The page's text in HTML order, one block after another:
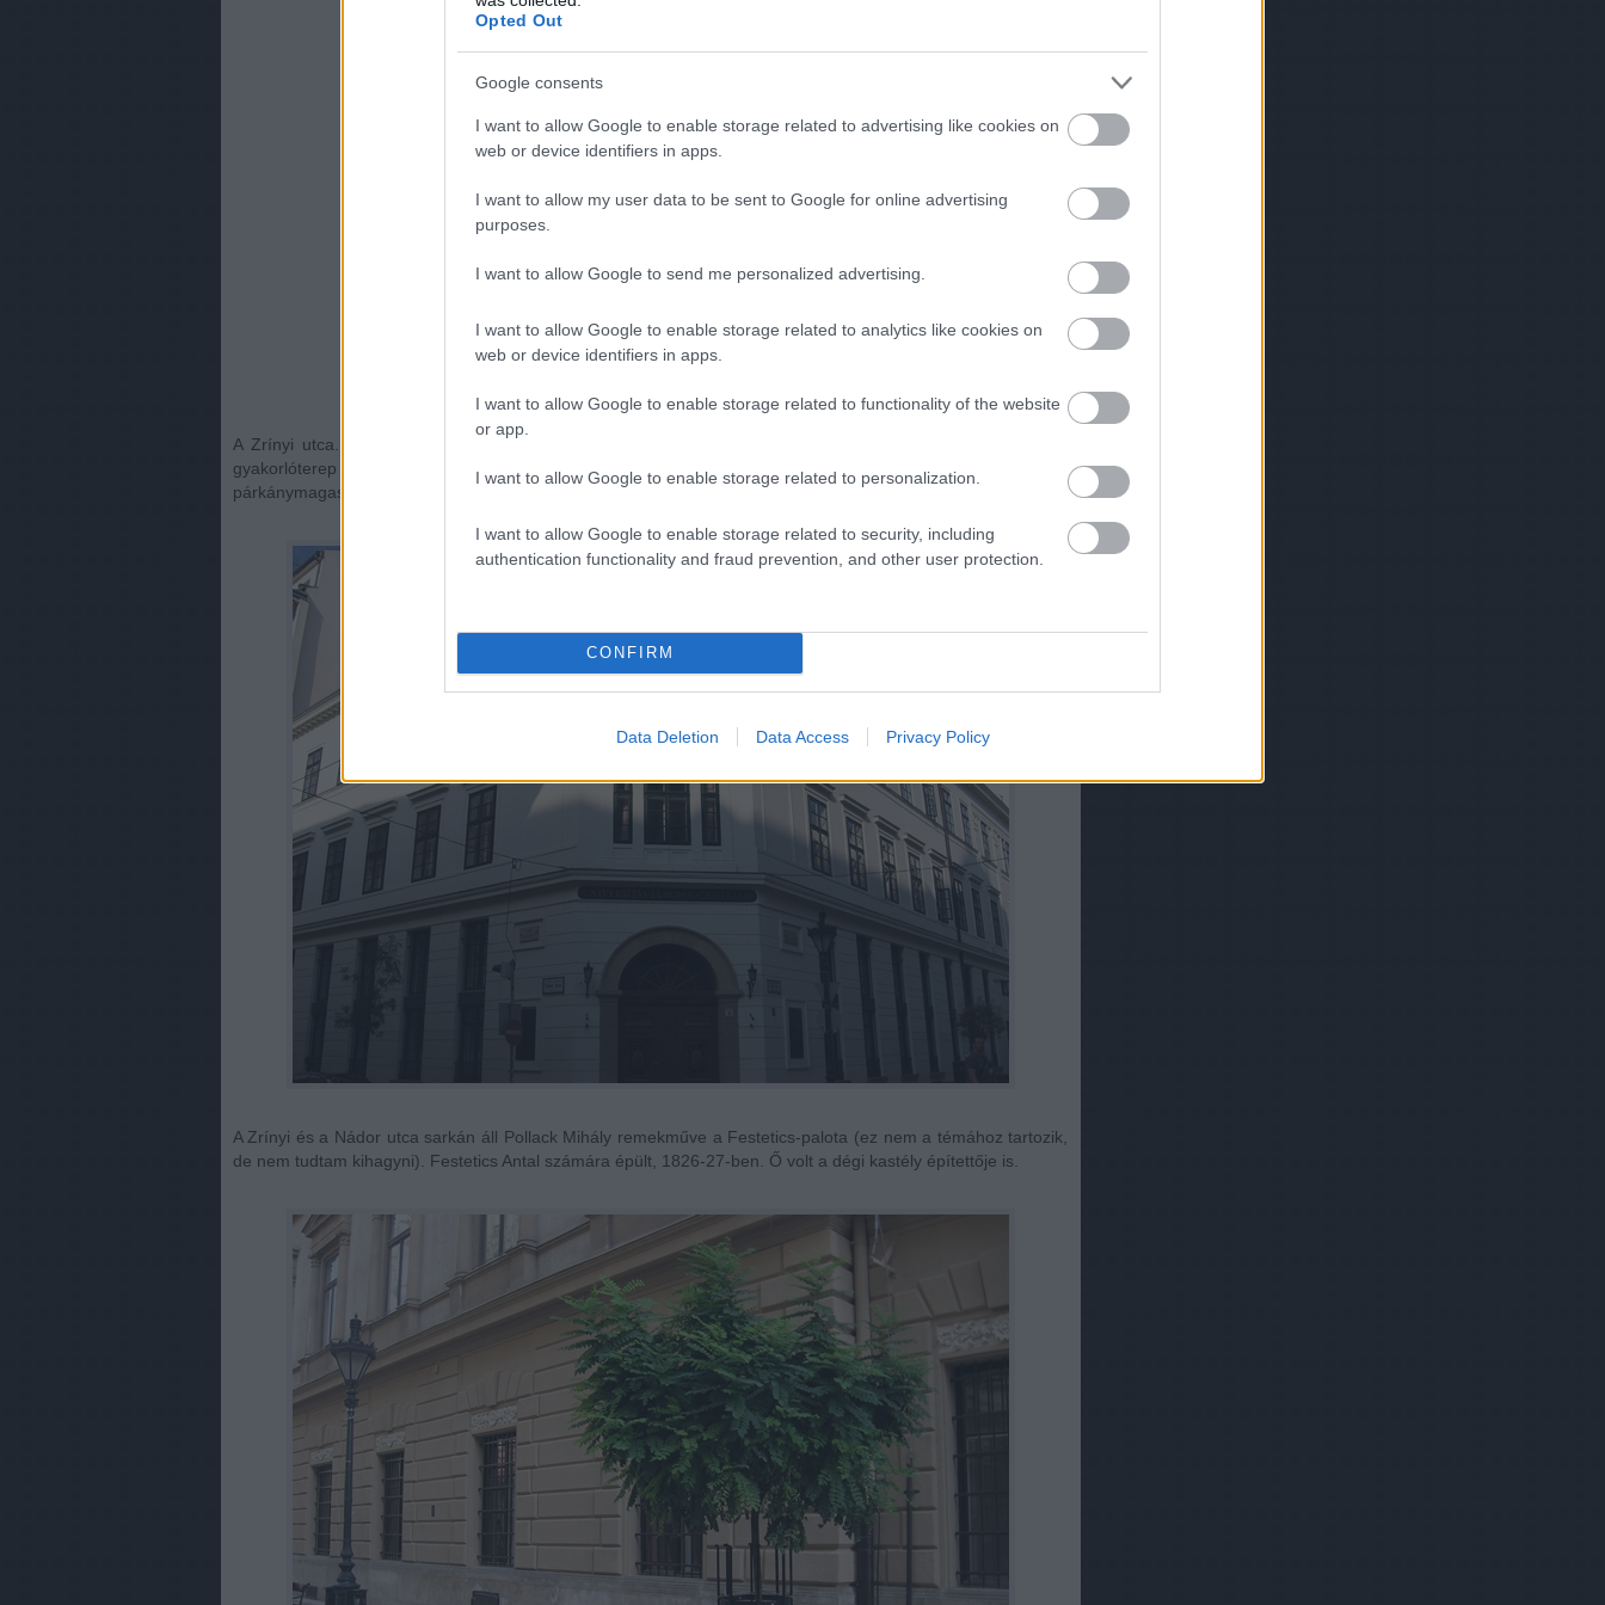
Opted Out
Google consents
I want to allow Google to enable storage related to advertising like cookies on
web or device identifiers in apps.
I want to allow my user data to be sent to Google for online advertising
purposes.
I want to allow Google to send me personalized advertising.
I want to allow Google to enable storage related to analytics like cookies on
web or device identifiers in apps.
I want to allow Google to enable storage related to functionality of the website
or app.
I want to allow Google to enable storage related to personalization.
I want to allow Google to enable storage related to security, including
authentication functionality and fraud prevention, and other user protection.
CONFIRM
Data Deletion Data Access Privacy Policy
A Zrínyi utca. Szerintem még sok budapestiben nem tudatosult, hogy ez az utca így néz ki. Nagyon jó
gyakorlóterep a perspektíva tanulásához a fasorral és a lámpákkal, kár, hogy a századfordulós házak eltérő
párkánymagasságúak.
A Zrínyi és a Nádor utca sarkán áll Pollack Mihály remekműve a Festetics-palota (ez nem a témához tartozik,
de nem tudtam kihagyni). Festetics Antal számára épült, 1826-27-ben. Ő volt a dégi kastély építettője is.